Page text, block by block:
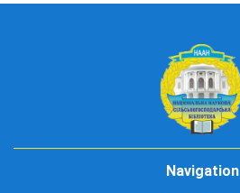
Navigation